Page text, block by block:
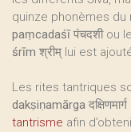
quinze phonèmes
paṃcadaśī पंचदशी ou le
śrīm श्रीम् lui est
Les rites tantriques
dakṣiṇamārga दक्षिणमार्ग
tantrisme afin